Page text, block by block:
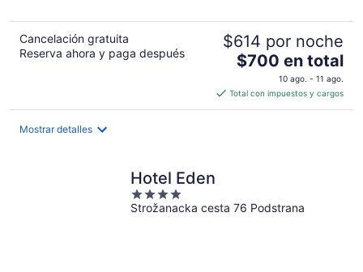
Cancelación gratuita
Reserva ahora y paga después
$614 por noche
El
es
de
$700 en total
10 ago. - 11 ago.
Total con impuestos y cargos
Mostrar detalles
Hotel Eden
4
out
Strožanacka cesta 76 Podstrana